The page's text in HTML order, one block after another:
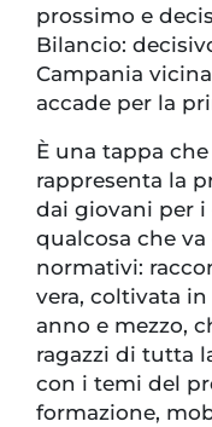
prossimo e
Bilancio:
Campania
accade per la
È una tappa
rappresenta la
dai giovani per i
qualcosa che
normativi:
vera, coltivata
anno e mezzo,
ragazzi di tutta
con i temi del
formazione,